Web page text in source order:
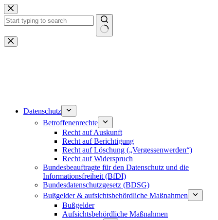
Zum
Inhalt
springen
Keine
Ergebnisse
Datenschutz
Betroffenenrechte
Recht auf Auskunft
Recht auf Berichtigung
Recht auf Löschung („Vergessenwerden“)
Recht auf Widerspruch
Bundesbeauftragte für den Datenschutz und die
Informationsfreiheit (BfDI)
Bundesdatenschutzgesetz (BDSG)
Bußgelder & aufsichtsbehördliche Maßnahmen
Bußgelder
Aufsichtsbehördliche Maßnahmen